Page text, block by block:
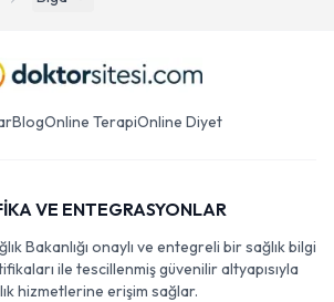
BlogOnline TerapiOnline Diyet
VE ENTEGRASYONLAR
Bakanlığı onaylı ve entegreli bir sağlık bilgi
ile tescillenmiş güvenilir altyapısıyla
hizmetlerine erişim sağlar.